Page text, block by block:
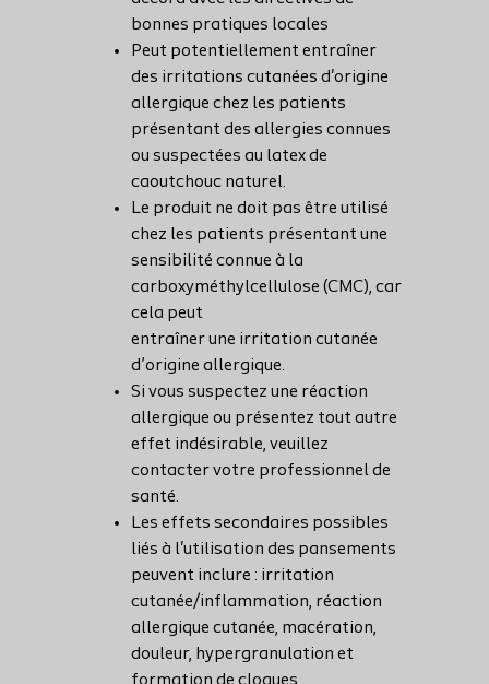
bonnes pratiques locales
Peut potentiellement entraîner
des irritations cutanées d'origine
allergique chez les patients
présentant des allergies connues
ou suspectées au latex de
caoutchouc naturel.
Le produit ne doit pas être utilisé
chez les patients présentant une
sensibilité connue à la
carboxyméthylcellulose (CMC), car
cela peut
entraîner une irritation cutanée
d’origine allergique.
Si vous suspectez une réaction
allergique ou présentez tout autre
effet indésirable, veuillez
contacter votre professionnel de
santé.
Les effets secondaires possibles
liés à l'utilisation des pansements
peuvent inclure : irritation
cutanée/inflammation, réaction
allergique cutanée, macération,
douleur, hypergranulation et